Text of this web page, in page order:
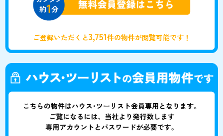
ご登録いただくと3,751件の物件が閲覧可能です！